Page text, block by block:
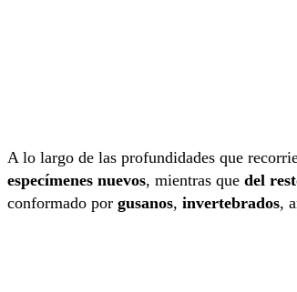
A lo largo de las profundidades que
especímenes nuevos, mientras que del
conformado por gusanos, invertebrados,